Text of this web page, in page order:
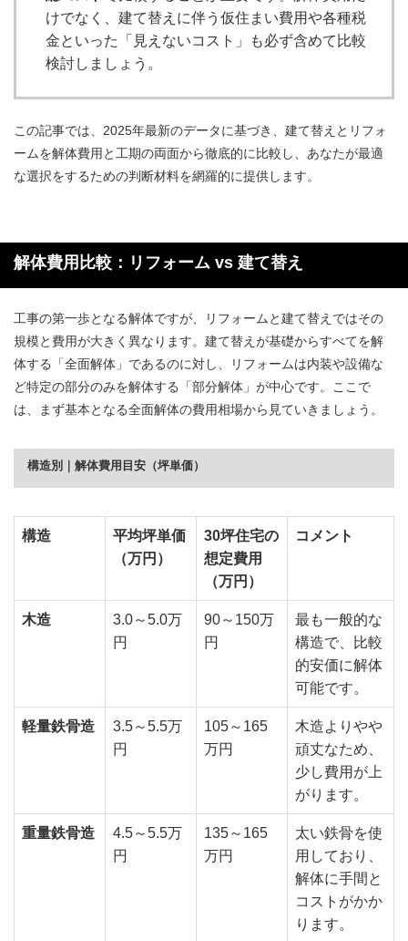
けでなく、建て替えに伴う仮住まい費用や各種税
金といった「見えないコスト」も必ず含めて比較
検討しましょう。
この記事では、2025年最新のデータに基づき、建て替えとリフォ
ームを解体費用と工期の両面から徹底的に比較し、あなたが最適
な選択をするための判断材料を網羅的に提供します。
解体費用比較：リフォーム vs 建て替え
工事の第一歩となる解体ですが、リフォームと建て替えではその
規模と費用が大きく異なります。建て替えが基礎からすべてを解
体する「全面解体」であるのに対し、リフォームは内装や設備な
ど特定の部分のみを解体する「部分解体」が中心です。ここで
は、まず基本となる全面解体の費用相場から見ていきましょう。
構造別｜解体費用目安（坪単価）
構造
平均坪単価
（万円）
30坪住宅の
想定費用
（万円）
コメント
木造
3.0～5.0万
円
90～150万
円
最も一般的な
構造で、比較
的安価に解体
可能です。
軽量鉄骨造
3.5～5.5万
円
105～165
万円
木造よりやや
頑丈なため、
少し費用が上
がります。
重量鉄骨造
4.5～5.5万
円
135～165
万円
太い鉄骨を使
用しており、
解体に手間と
コストがかか
ります。